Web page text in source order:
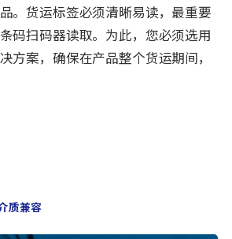
。货运标签必须清晰易读，最重要
码扫码器读取。为此，您必须选用
方案，确保在产品整个货运期间，
质兼容